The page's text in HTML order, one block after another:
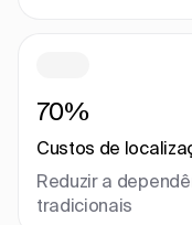
70%
Custos de
Reduzir a
tradicionais